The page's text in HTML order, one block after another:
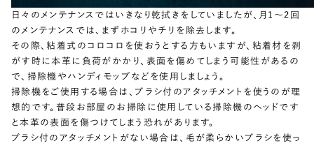
日々のメンテナンスではいきなり乾拭きをしていましたが、月1〜2回
のメンテナンスでは、まずホコリやチリを除去します。
その際、粘着式のコロコロを使おうとする方もいますが、粘着材を剥
がす時に本革に負荷がかかり、表面を傷めてしまう可能性があるの
で、掃除機やハンディモップなどを使用しましょう。
掃除機をご使用する場合は、ブラシ付のアタッチメントを使うのが理
想的です。普段お部屋のお掃除に使用している掃除機のヘッドです
と本革の表面を傷つけてしまう恐れがあります。
ブラシ付のアタッチメントがない場合は、毛が柔らかいブラシを使っ